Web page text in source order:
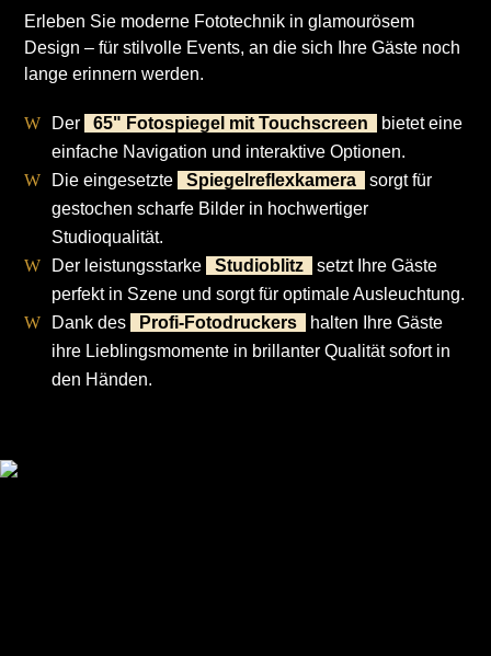
Erleben Sie moderne Fototechnik in glamourösem
Design – für stilvolle Events, an die sich Ihre Gäste noch
lange erinnern werden.
Der 65" Fotospiegel mit Touchscreen
bietet eine
einfache Navigation und interaktive Optionen.
Die eingesetzte
Spiegelreflexkamera
sorgt für
gestochen scharfe Bilder in hochwertiger
Studioqualität.
Der leistungsstarke
Studioblitz
setzt Ihre Gäste
perfekt in Szene und sorgt für optimale Ausleuchtung.
Dank des
Profi-Fotodruckers
halten Ihre Gäste
ihre Lieblingsmomente in brillanter Qualität sofort in
den Händen.